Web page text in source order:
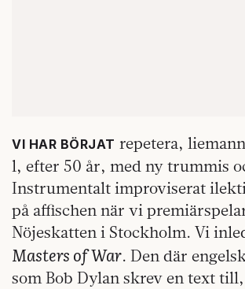
VI HAR BÖRJAT repetera,
l, efter 50 år, med ny trummis
Instrumentalt improviserat
på affischen när vi
Nöjeskatten i Stockholm. Vi
Masters of War. Den där
som Bob Dylan skrev en text